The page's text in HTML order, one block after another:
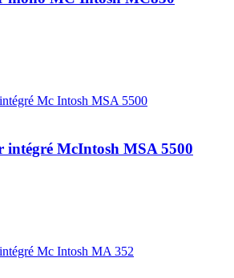
intégré McIntosh MSA 5500